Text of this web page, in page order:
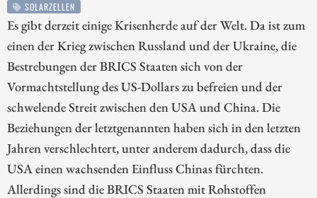
SOLARZELLEN
Es gibt derzeit einige Krisenherde auf der Welt. Da ist zum
einen der Krieg zwischen Russland und der Ukraine, die
Bestrebungen der BRICS Staaten sich von der
Vormachtstellung des US-Dollars zu befreien und der
schwelende Streit zwischen den USA und China. Die
Beziehungen der letztgenannten haben sich in den letzten
Jahren verschlechtert, unter anderem dadurch, dass die
USA einen wachsenden Einfluss Chinas fürchten.
Allerdings sind die BRICS Staaten mit Rohstoffen